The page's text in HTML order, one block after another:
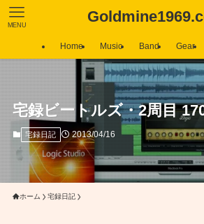
MENU
Home Music Band Gear
宅録ビートルズ・2周目
宅録日記 2013/04/16
ホーム 宅録日記